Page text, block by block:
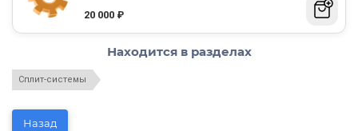
20 000 ₽
Находится в разделах
Сплит-системы
Назад